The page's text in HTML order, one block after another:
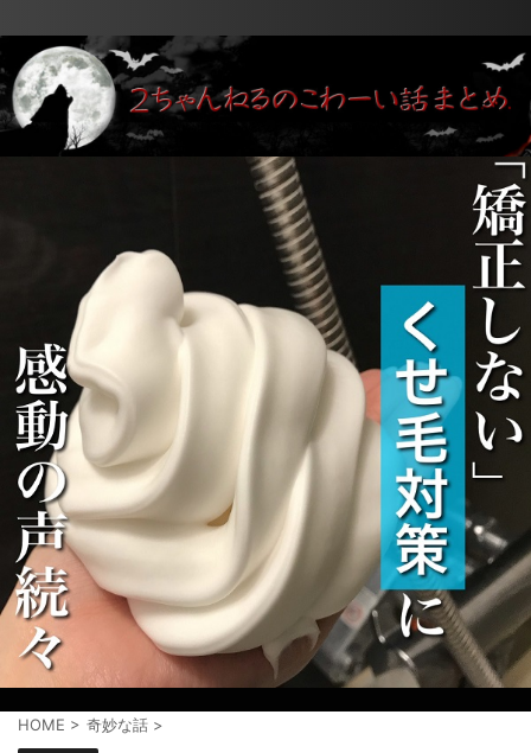
HOME > 奇妙な話 >